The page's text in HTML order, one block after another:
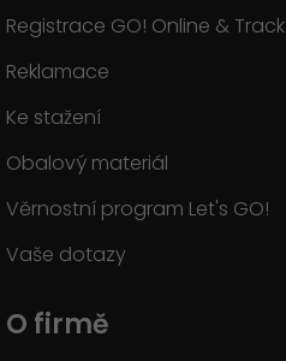
Registrace GO! Online & Track
Reklamace
Ke stažení
Obalový materiál
Věrnostní program Let's GO!
Vaše dotazy
O firmě